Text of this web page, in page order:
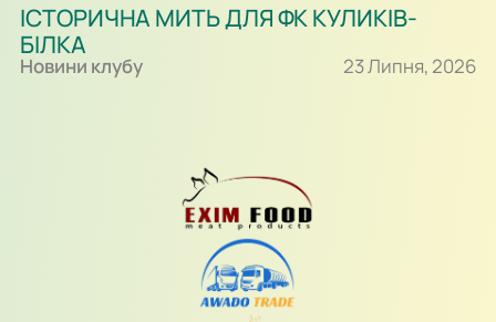
ІСТОРИЧНА МИТЬ ДЛЯ ФК КУЛИКІВ-
БІЛКА
Новини клубу 23 Липня, 2026